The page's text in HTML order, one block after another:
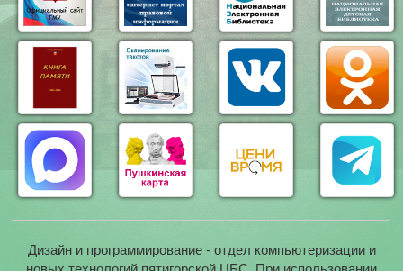
Дизайн и программирование - отдел компьютеризации и